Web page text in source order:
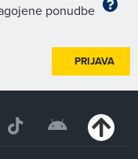
ponudbe
PRIJAVA